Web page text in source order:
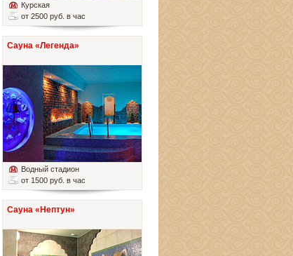
Курская
от 2500 руб. в час
Сауна «Легенда»
Водный стадион
от 1500 руб. в час
Сауна «Нептун»